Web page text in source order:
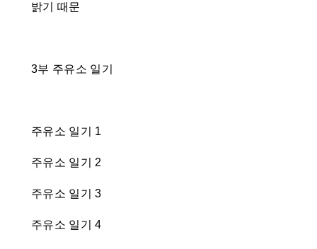
밝기 때문
3부 주유소 일기
주유소 일기 1
주유소 일기 2
주유소 일기 3
주유소 일기 4